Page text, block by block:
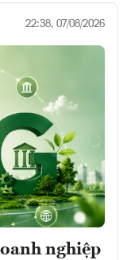
22:38, 07/08/2026
nghiệp